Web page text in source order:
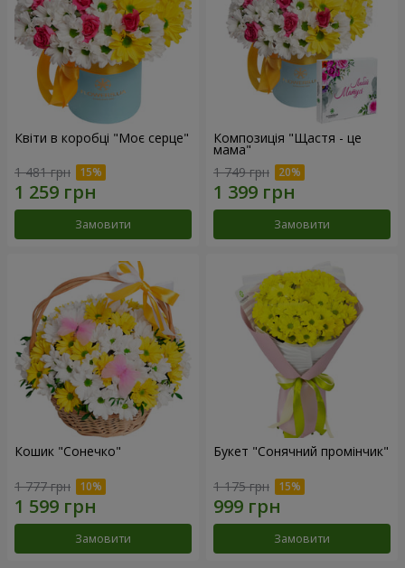
Квіти в коробці "Моє серце"
1 481 грн
Замовити
Композиція "Щастя - це
мама"
1 749 грн
Замовити
Кошик "Сонечко"
1 777 грн
Замовити
Букет "Сонячний промінчик"
1 175 грн
Замовити